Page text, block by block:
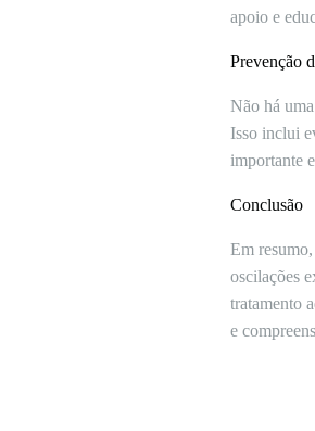
apoio e
Prevenção
Não há
Isso inclui
importante
Conclusão
Em
oscilações
tratamento
e